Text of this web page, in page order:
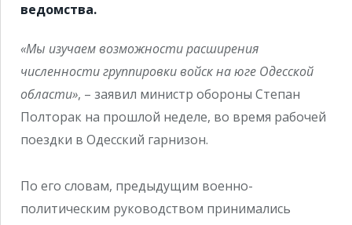
ведомства.
«Мы изучаем возможности расширения
численности группировки войск на юге Одесской
области», – заявил министр обороны Степан
Полторак на прошлой неделе, во время рабочей
поездки в Одесский гарнизон.
По его словам, предыдущим военно-
политическим руководством принимались